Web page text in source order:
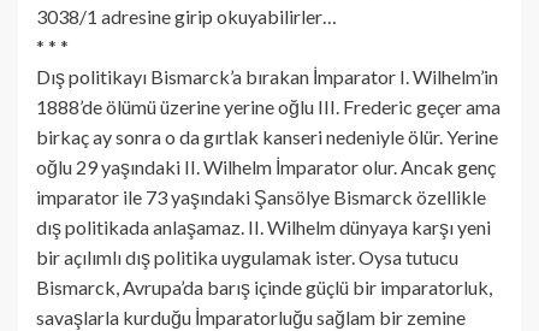
3038/1 adresine girip okuyabilirler…
* * *
Dış politikayı Bismarck’a bırakan İmparator I. Wilhelm’in
1888’de ölümü üzerine yerine oğlu III. Frederic geçer ama
birkaç ay sonra o da gırtlak kanseri nedeniyle ölür. Yerine
oğlu 29 yaşındaki II. Wilhelm İmparator olur. Ancak genç
imparator ile 73 yaşındaki Şansölye Bismarck özellikle
dış politikada anlaşamaz. II. Wilhelm dünyaya karşı yeni
bir açılımlı dış politika uygulamak ister. Oysa tutucu
Bismarck, Avrupa’da barış içinde güçlü bir imparatorluk,
savaşlarla kurduğu İmparatorluğu sağlam bir zemine